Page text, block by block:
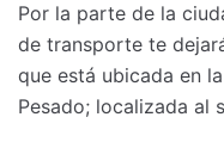
Por la parte de la
de transporte te
que está ubicada en
Pesado; localizada al